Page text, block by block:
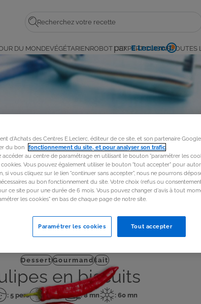
Rechercher
par
E.
DU MONDEVÉGÉTARIENROBOT L'EXPERT CUISINETOUTES
DessertGourmandlait
en biscuits
: 5 pers
Temps
: 15 mn
Temps
: 8 mn
Temps
: 60 mn
d'Achats des Centres E.Leclerc, éditeur de ce site, et son partenaire
du bon fonctionnement du site, et pour analyser son trafic
accéder au centre de paramétrage en utilisant le bouton “paramétrer les
cookies. Vous pouvez également utiliser le bouton "tout accepter" pour
si vous cliquez sur le lien "continuer sans accepter", nous ne pourrons
au bon fonctionnement du site. Votre choix (refus ou
ce site pour une durée de 6 mois. Vous pouvez changer d'avis à tout
les cookies" en bas de chaque page de notre site.
Tout accepter
Paramétrer les cookies